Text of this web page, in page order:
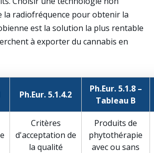
la radiofréquence pour obtenir la
est la solution la plus rentable
à exporter du cannabis en
Ph.Eur. 5.1.4.2
Ph.Eur. 5.1.8 –
Tableau B
Critères
d'acceptation de
la qualité
Produits de
phytothérapie
avec ou sans